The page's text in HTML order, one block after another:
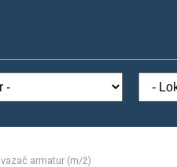
vazač armatur (m/ž)